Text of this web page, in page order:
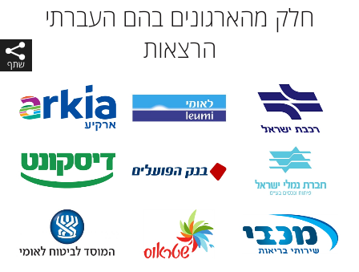
חלק מהארגונים בהם העברתי
הרצאות